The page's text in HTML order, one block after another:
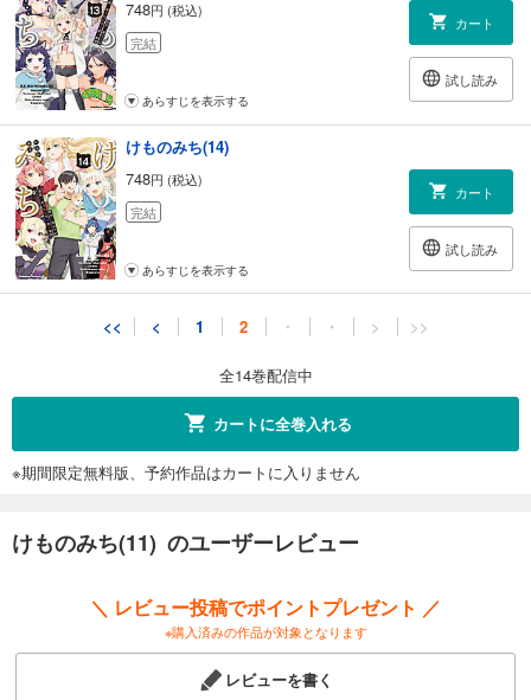
748円 (税込)
完結
カート
試し読み
あらすじを表示する
けものみち(14)
748円 (税込)
完結
カート
試し読み
あらすじを表示する
<< < 1 2 ・ ・ > >>
全14巻配信中
カートに全巻入れる
※期間限定無料版、予約作品はカートに入りません
けものみち(11) のユーザーレビュー
＼ レビュー投稿でポイントプレゼント ／
※購入済みの作品が対象となります
レビューを書く